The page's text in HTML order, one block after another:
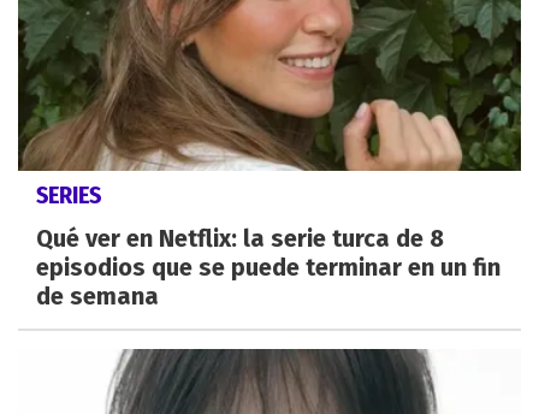
SERIES
Qué ver en Netflix: la serie turca de 8
episodios que se puede terminar en un fin
de semana